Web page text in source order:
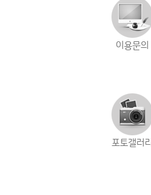
이용문의
포토갤러리